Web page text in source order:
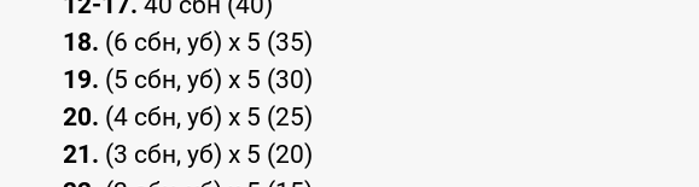
18. (6 сбн, уб) x 5 (35)
19. (5 сбн, уб) x 5 (30)
20. (4 сбн, уб) x 5 (25)
21. (3 сбн, уб) x 5 (20)